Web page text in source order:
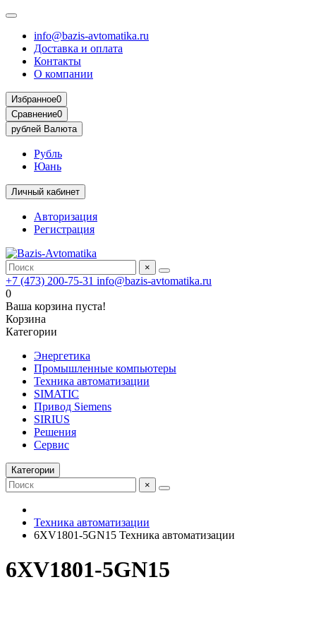
info@bazis-avtomatika.ru
Доставка и оплата
Контакты
О компании
Избранное0
Сравнение0
рублей Валюта
Рубль
Юань
Личный кабинет
Авторизация
Регистрация
×
+7 (473) 200-75-31 info@bazis-avtomatika.ru
0
Ваша корзина пуста!
Корзина
Категории
Энергетика
Промышленные компьютеры
Техника автоматизации
SIMATIC
Привод Siemens
SIRIUS
Решения
Сервис
Категории
×
Техника автоматизации
6XV1801-5GN15 Техника автоматизации
6XV1801-5GN15